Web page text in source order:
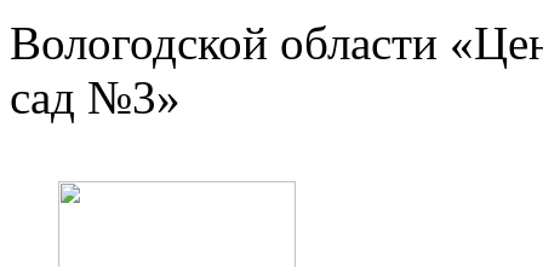
Вологодской области
сад №3»